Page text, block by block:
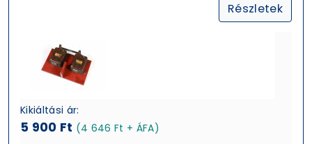
Részletek
Kikiáltási ár:
5 900 Ft (4 646 Ft + ÁFA)